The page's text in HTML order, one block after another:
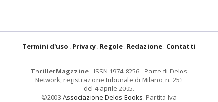
Termini d'uso Privacy Regole Redazione Contatti
ThrillerMagazine- ISSN 1974-8256 - Parte di Delos
Network, registrazione tribunale di Milano, n. 253
del 4 aprile 2005.
©2003 Associazione Delos Books. Partita Iva